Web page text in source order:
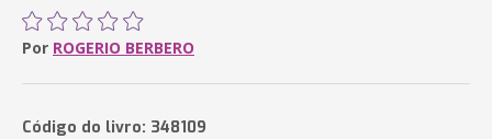
Por ROGERIO BERBERO
Código do livro: 348109